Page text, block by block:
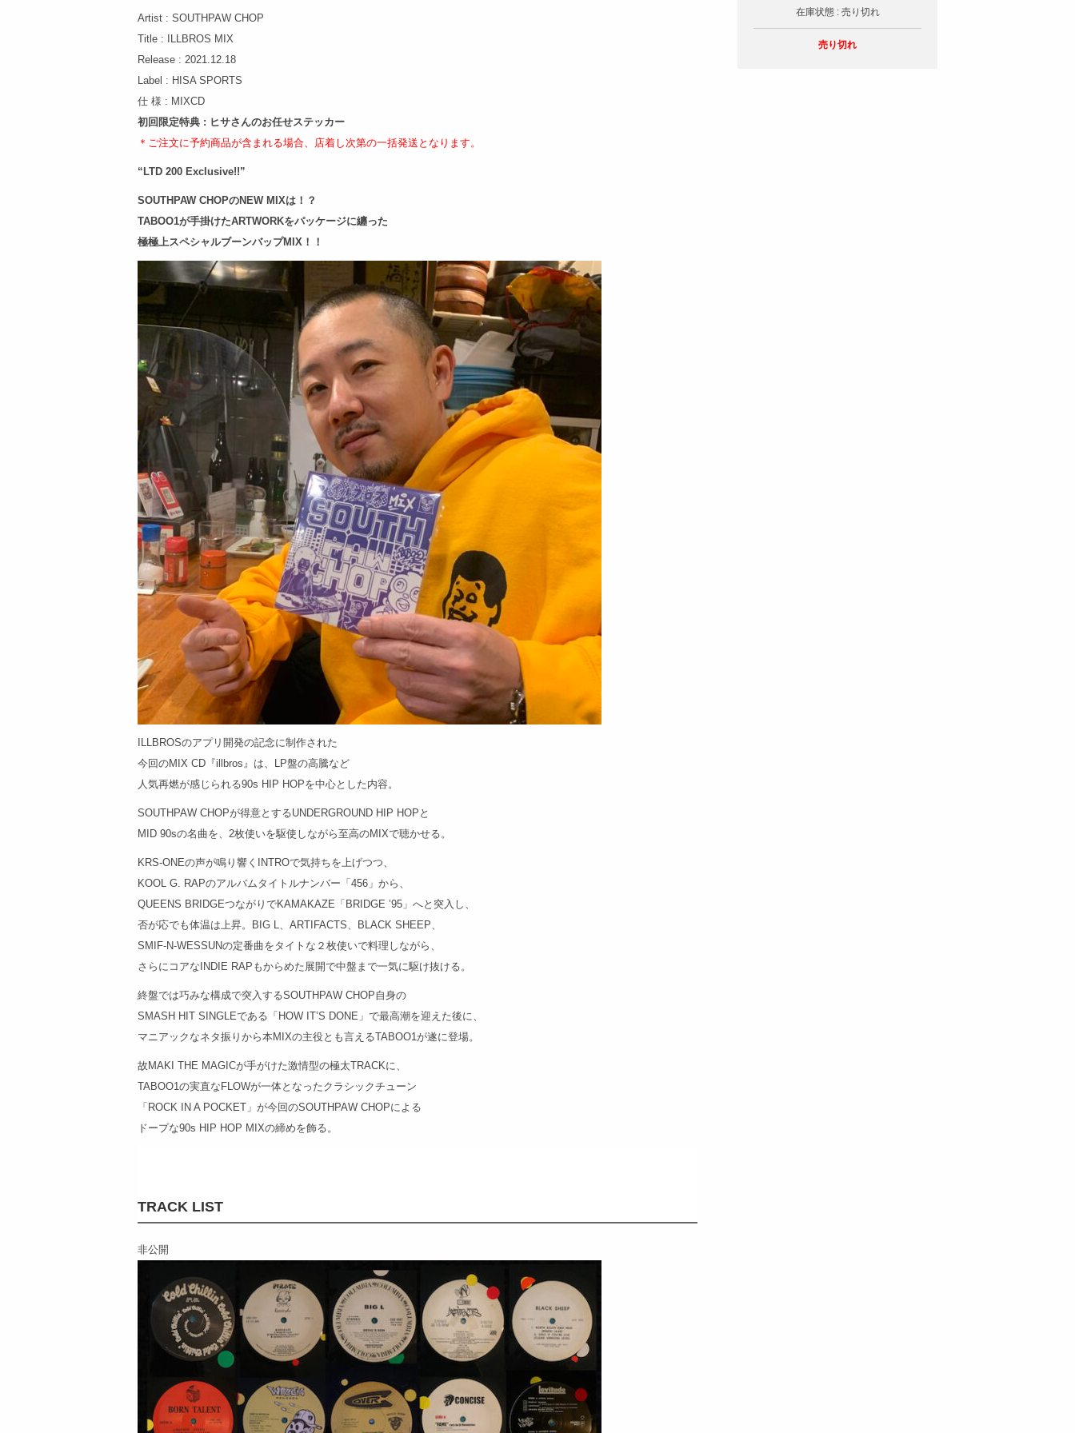
在庫状態 : 売り切れ
売り切れ
Artist : SOUTHPAW CHOP
Title : ILLBROS MIX
Release : 2021.12.18
Label : HISA SPORTS
仕 様 : MIXCD
初回限定特典 : ヒサさんのお任せステッカー
＊ご注文に予約商品が含まれる場合、店着し次第の一括発送となります。
“LTD 200 Exclusive!!”
SOUTHPAW CHOPのNEW MIXは！？
TABOO1が手掛けたARTWORKをパッケージに纏った
極極上スペシャルブーンバップMIX！！
ILLBROSのアプリ開発の記念に制作された
今回のMIX CD『illbros』は、LP盤の高騰など
人気再燃が感じられる90s HIP HOPを中心とした内容。
SOUTHPAW CHOPが得意とするUNDERGROUND HIP HOPと
MID 90sの名曲を、2枚使いを駆使しながら至高のMIXで聴かせる。
KRS-ONEの声が鳴り響くINTROで気持ちを上げつつ、
KOOL G. RAPのアルバムタイトルナンバー「456」から、
QUEENS BRIDGEつながりでKAMAKAZE「BRIDGE ’95」へと突入し、
否が応でも体温は上昇。BIG L、ARTIFACTS、BLACK SHEEP、
SMIF-N-WESSUNの定番曲をタイトな２枚使いで料理しながら、
さらにコアなINDIE RAPもからめた展開で中盤まで一気に駆け抜ける。
終盤では巧みな構成で突入するSOUTHPAW CHOP自身の
SMASH HIT SINGLEである「HOW IT’S DONE」で最高潮を迎えた後に、
マニアックなネタ振りから本MIXの主役とも言えるTABOO1が遂に登場。
故MAKI THE MAGICが手がけた激情型の極太TRACKに、
TABOO1の実直なFLOWが一体となったクラシックチューン
「ROCK IN A POCKET」が今回のSOUTHPAW CHOPによる
ドープな90s HIP HOP MIXの締めを飾る。
TRACK LIST
非公開